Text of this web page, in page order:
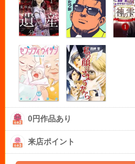
0円作品あり
来店ポイント